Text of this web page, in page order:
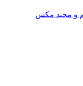
و مجید مکس